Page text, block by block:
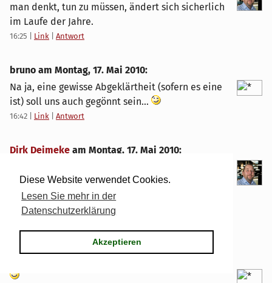
Diese Website verwendet Cookies.
Lesen Sie mehr in der
Datenschutzerklärung
Akzeptieren
man denkt, tun zu müssen, ändert sich sicherlich
im Laufe der Jahre.
16:25 Link Antwort
bruno am Montag, 17. Mai 2010:
Na ja, eine gewisse Abgeklärtheit (sofern es eine
ist) soll uns auch gegönnt sein...
16:42 Link Antwort
Dirk Deimeke am Montag, 17. Mai 2010:
so werden wollte wie meine Eltern und ich nie
jeden Abend zu Hause bleiben wollte. Und, was
ist passiert? Ich bin genauso geworden.